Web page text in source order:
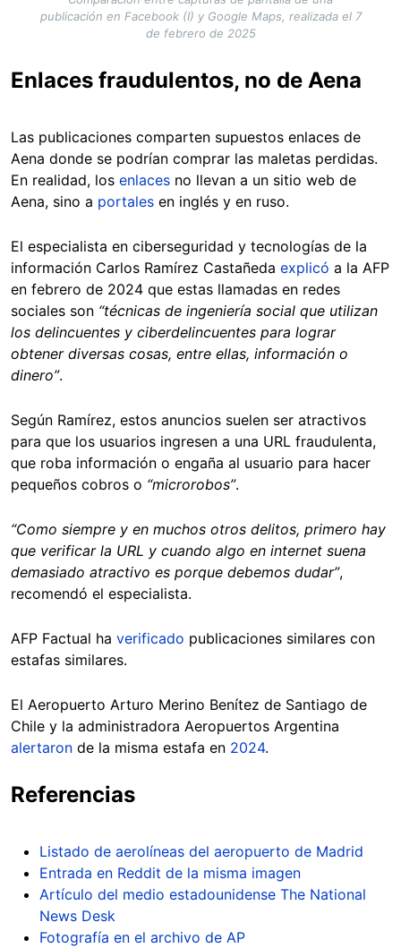
publicación en Facebook (I) y Google Maps, realizada el 7
de febrero de 2025
Enlaces fraudulentos, no de Aena
Las publicaciones comparten supuestos enlaces de
Aena donde se podrían comprar las maletas perdidas.
En realidad, los enlaces no llevan a un sitio web de
Aena, sino a portales en inglés y en ruso.
El especialista en ciberseguridad y tecnologías de la
información Carlos Ramírez Castañeda explicó a la AFP
en febrero de 2024 que estas llamadas en redes
sociales son “técnicas de ingeniería social que utilizan
los delincuentes y ciberdelincuentes para lograr
obtener diversas cosas, entre ellas, información o
dinero”.
Según Ramírez, estos anuncios suelen ser atractivos
para que los usuarios ingresen a una URL fraudulenta,
que roba información o engaña al usuario para hacer
pequeños cobros o “microrobos”.
“Como siempre y en muchos otros delitos, primero hay
que verificar la URL y cuando algo en internet suena
demasiado atractivo es porque debemos dudar”,
recomendó el especialista.
AFP Factual ha verificado publicaciones similares con
estafas similares.
El Aeropuerto Arturo Merino Benítez de Santiago de
Chile y la administradora Aeropuertos Argentina
alertaron de la misma estafa en 2024.
Referencias
Listado de aerolíneas del aeropuerto de Madrid
Entrada en Reddit de la misma imagen
Artículo del medio estadounidense The National
News Desk
Fotografía en el archivo de AP